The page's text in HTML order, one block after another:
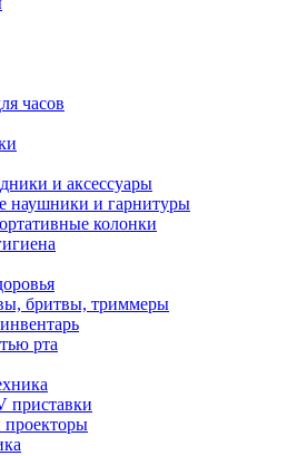
часов
и аксессуары
наушники и гарнитуры
колонки
бритвы, триммеры
рта
приставки
проекторы